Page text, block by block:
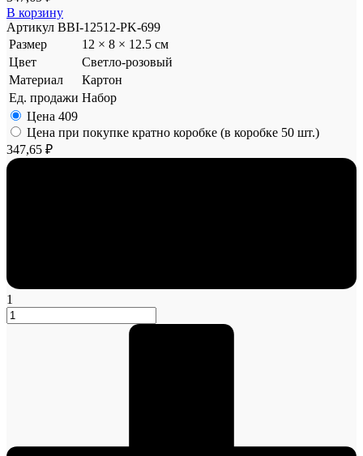
В корзину
Артикул BBI-12512-PK-699
Размер
12 × 8 × 12.5 см
Цвет
Светло-розовый
Материал
Картон
Ед. продажи Набор
Цена 409
Цена при покупке кратно коробке (в коробке 50 шт.)
347,65 ₽
1